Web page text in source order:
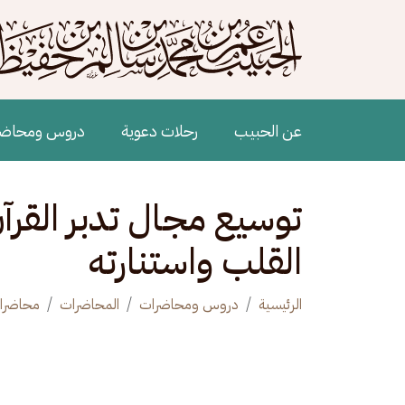
Main navigation
عن الحبيب رحلات دعوية دروس
توسيع مجال تدبر
القلب واستنارته
الرئيسية دروس ومحاضرات المحاضرات